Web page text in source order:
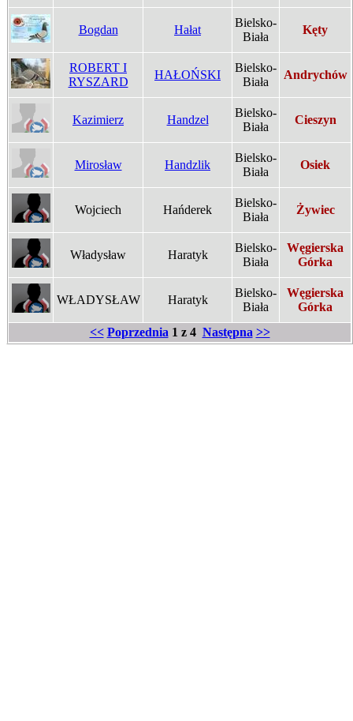
Bogdan Hałat
Bielsko-
Biała
Kęty
ROBERT I
RYSZARD
HAŁOŃSKI
Bielsko-
Biała
Andrychów
Kazimierz Handzel
Bielsko-
Biała
Cieszyn
Mirosław Handzlik
Bielsko-
Biała
Osiek
Wojciech Hańderek
Bielsko-
Biała
Żywiec
Władysław Haratyk
Bielsko-
Biała
Węgierska
Górka
WŁADYSŁAW Haratyk
Bielsko-
Biała
Węgierska
Górka
<< Poprzednia 1 z 4 Następna >>